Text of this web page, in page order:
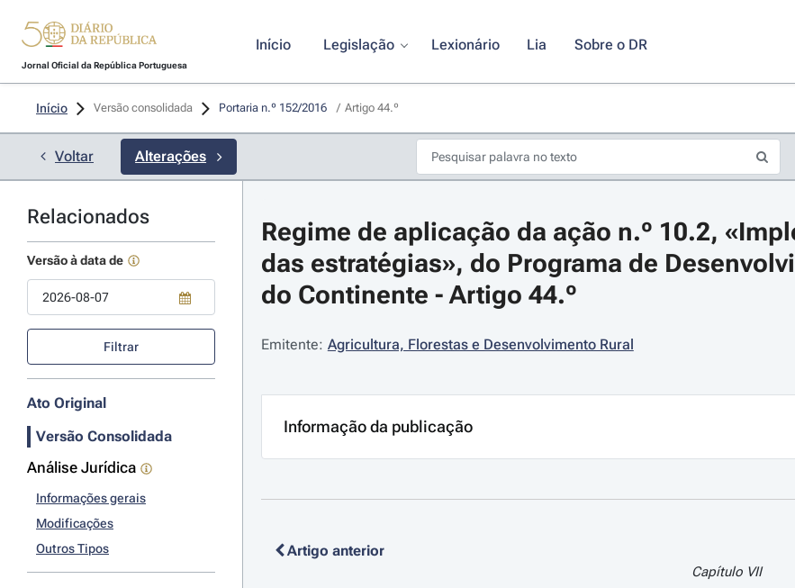
Jornal Oficial da República Portuguesa
Início Legislação Lexionário Lia Sobre o DR
Início Versão consolidada Portaria n.º 152/2016 / Artigo 44.º
Voltar Alterações
Relacionados
Versão à data de
Filtrar
Ato Original
Versão Consolidada
Análise Jurídica
Informações gerais
Modificações
Outros Tipos
Regime de aplicação da ação n.º 10.2,
das estratégias», do Programa de
do Continente - Artigo 44.º
Emitente: Agricultura, Florestas e Desenvolvimento Rural
Informação da publicação
Artigo anterior
Capítulo VII